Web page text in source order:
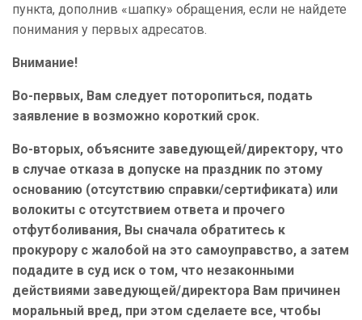
пункта, дополнив «шапку» обращения, если не найдете
понимания у первых адресатов.
Внимание!
Во-первых, Вам следует поторопиться, подать
заявление в возможно короткий срок.
Во-вторых, объясните заведующей/директору, что
в случае отказа в допуске на праздник по этому
основанию (отсутствию справки/сертификата) или
волокиты с отсутствием ответа и прочего
отфутболивания, Вы сначала обратитесь к
прокурору с жалобой на это самоуправство, а затем
подадите в суд иск о том, что незаконными
действиями заведующей/директора Вам причинен
моральный вред, при этом сделаете все, чтобы